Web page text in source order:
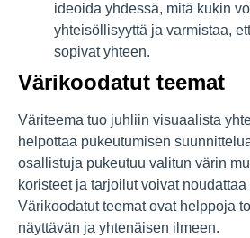
ideoida yhdessä, mitä kukin
yhteisöllisyyttä ja varmistaa,
sopivat yhteen.
Värikoodatut teemat
Väriteema tuo juhliin visuaalista
helpottaa pukeutumisen
osallistuja pukeutuu valitun värin
koristeet ja tarjoilut voivat
Värikoodatut teemat ovat helppoja
näyttävän ja yhtenäisen ilmeen.